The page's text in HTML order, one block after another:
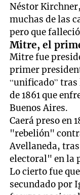
Néstor
muchas de las
pero que
Mitre, el
Mitre fue
primer
“unificado” tras
de 1861 que
Buenos Aires.
Caerá preso en
"rebelión"
Avellaneda,
electoral" en la
Lo cierto fue
secundado por